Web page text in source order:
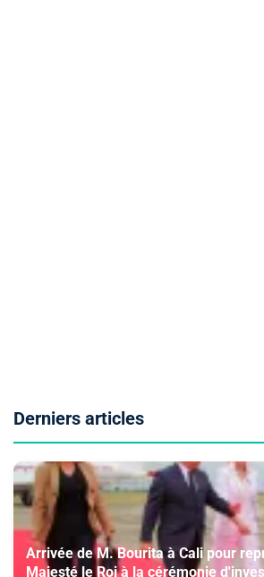
Derniers articles
Arrivée de M. Bourita à Cali pour
Majesté le Roi à la cérémonie